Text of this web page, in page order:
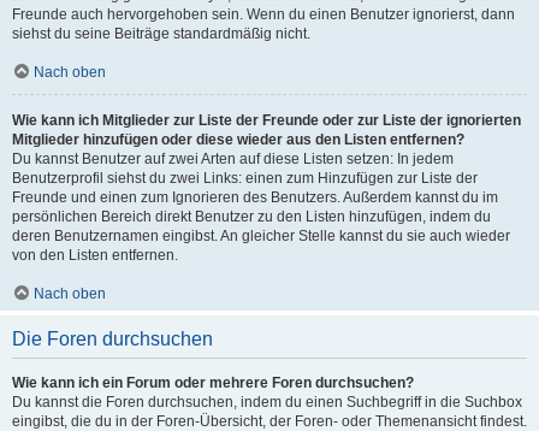
Freunde auch hervorgehoben sein. Wenn du einen Benutzer ignorierst, dann
siehst du seine Beiträge standardmäßig nicht.
Nach oben
Wie kann ich Mitglieder zur Liste der Freunde oder zur Liste der ignorierten
Mitglieder hinzufügen oder diese wieder aus den Listen entfernen?
Du kannst Benutzer auf zwei Arten auf diese Listen setzen: In jedem
Benutzerprofil siehst du zwei Links: einen zum Hinzufügen zur Liste der
Freunde und einen zum Ignorieren des Benutzers. Außerdem kannst du im
persönlichen Bereich direkt Benutzer zu den Listen hinzufügen, indem du
deren Benutzernamen eingibst. An gleicher Stelle kannst du sie auch wieder
von den Listen entfernen.
Nach oben
Die Foren durchsuchen
Wie kann ich ein Forum oder mehrere Foren durchsuchen?
Du kannst die Foren durchsuchen, indem du einen Suchbegriff in die Suchbox
eingibst, die du in der Foren-Übersicht, der Foren- oder Themenansicht findest.